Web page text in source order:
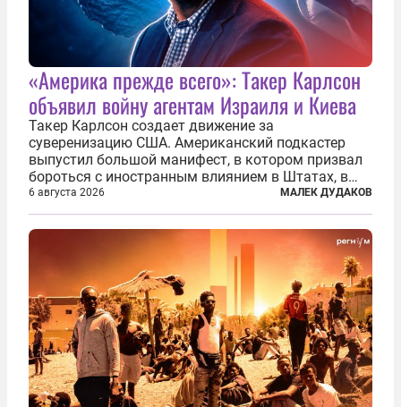
«Америка прежде всего»: Такер Карлсон
объявил войну агентам Израиля и Киева
Такер Карлсон создает движение за
суверенизацию США. Американский подкастер
выпустил большой манифест, в котором призвал
бороться с иностранным влиянием в Штатах, в
первую очередь имея в виду Израиль. А также
прекратить заморские войны, выплатить
репарации Ирану, остановить прием мигрантов...
6 августа 2026 МАЛЕК ДУДАКОВ